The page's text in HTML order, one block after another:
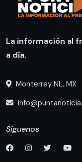
La información al
a día.
Monterrey NL, MX
Síguenos